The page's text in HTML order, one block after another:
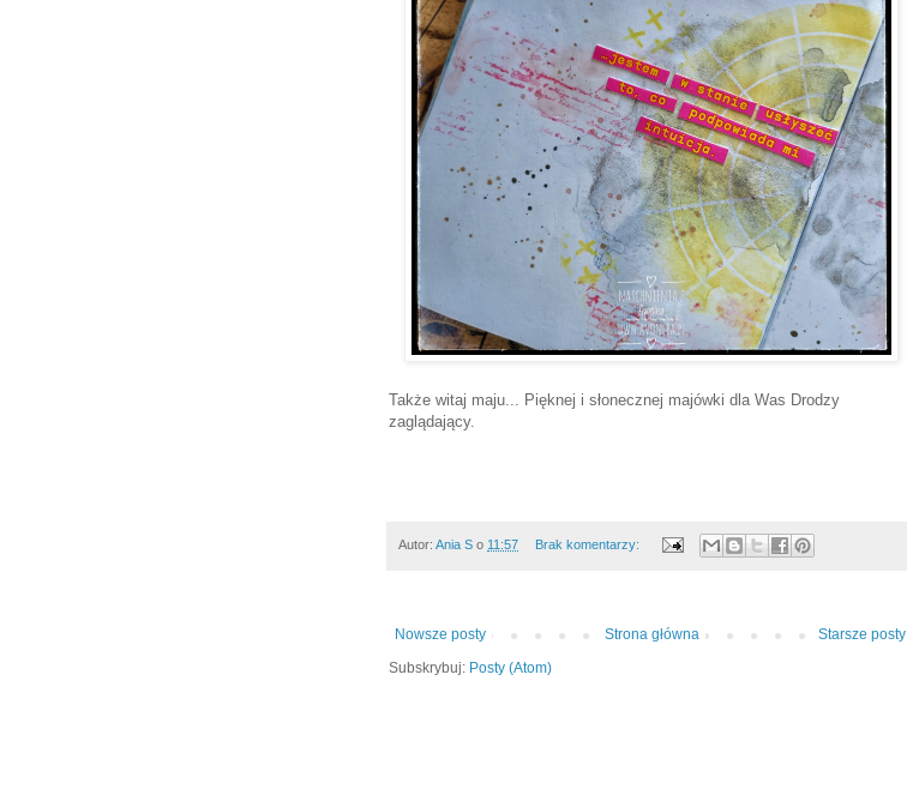
Także witaj maju... Pięknej i słonecznej majówki dla Was Drodzy
zaglądający.
Autor: Ania S o 11:57 Brak komentarzy:
Nowsze posty Starsze posty
Strona główna
Subskrybuj: Posty (Atom)